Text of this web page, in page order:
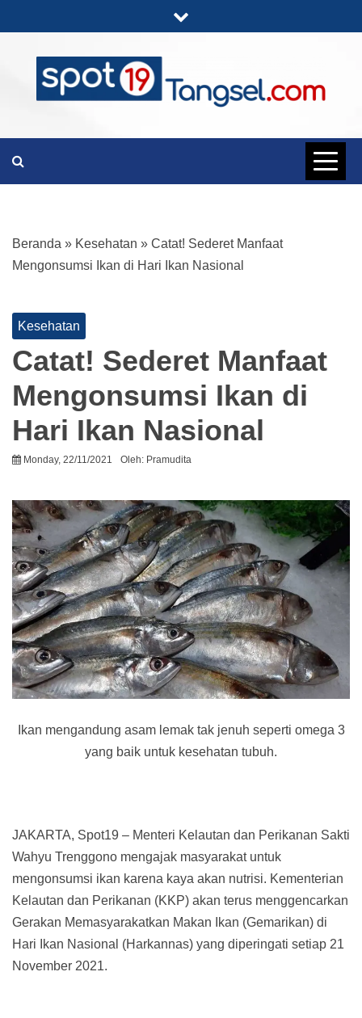
to
content
SPOT19
Beranda » Kesehatan » Catat! Sederet Manfaat
Mengonsumsi Ikan di Hari Ikan Nasional
Kesehatan
Catat! Sederet Manfaat
Mengonsumsi Ikan di
Hari Ikan Nasional
Monday, 22/11/2021 Oleh: Pramudita
Ikan mengandung asam lemak tak jenuh seperti omega 3
yang baik untuk kesehatan tubuh.
JAKARTA, Spot19 – Menteri Kelautan dan Perikanan Sakti
Wahyu Trenggono mengajak masyarakat untuk
mengonsumsi ikan karena kaya akan nutrisi. Kementerian
Kelautan dan Perikanan (KKP) akan terus menggencarkan
Gerakan Memasyarakatkan Makan Ikan (Gemarikan) di
Hari Ikan Nasional (Harkannas) yang diperingati setiap 21
November 2021.